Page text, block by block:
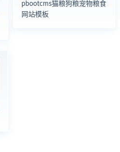
pbootcms猫粮狗粮宠物粮食
网站模板